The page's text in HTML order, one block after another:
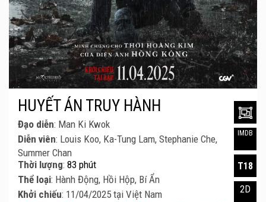
HUYẾT ÁN TRUY HÀNH
Đạo diễn: Man Ki Kwok
Diễn viên: Louis Koo, Ka-Tung Lam, Stephanie Che,
Summer Chan
Thời lượng: 83 phút
Thể loại: Hành Động, Hồi Hộp, Bí Ẩn
Khởi chiếu: 11/04/2025 tại Việt Nam
IMDB
T18
2D